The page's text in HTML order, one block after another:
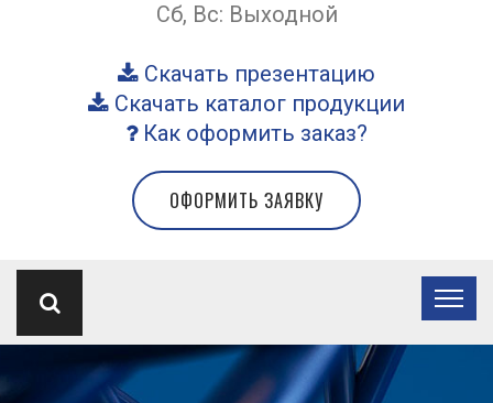
Сб, Вс: Выходной
Скачать презентацию
Скачать каталог продукции
Как оформить заказ?
ОФОРМИТЬ ЗАЯВКУ